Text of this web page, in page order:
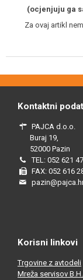
(ocjenjuju ga
Za ovaj artikl
Kontaktni
PAJCA d.o.o.
Buraj 19,
52000 Pazin
TEL: 052 621
FAX: 052 616
Korisni linkovi
Trgovine z avtodeli
Mreža servisov